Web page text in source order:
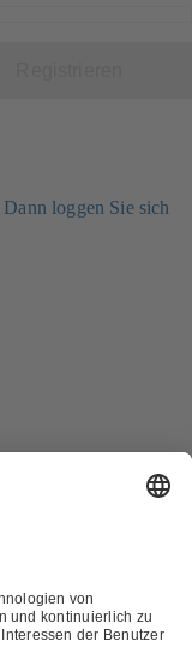
Dann loggen Sie sich